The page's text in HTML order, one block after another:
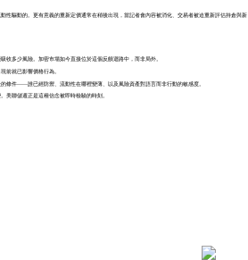
性驅動的。更有意義的重新定價通常在稍後出現，當記者會內容被消化、交易者被迫重新評估持倉與新
收多少風險。加密市場如今直接位於這個反饋迴路中，而非局外。
前就已影響價格行為。
條件——誰已經防禦、流動性在哪裡變薄、以及風險資產對語言而非行動的敏感度。
美聯儲週正是這種信念被即時檢驗的時刻。